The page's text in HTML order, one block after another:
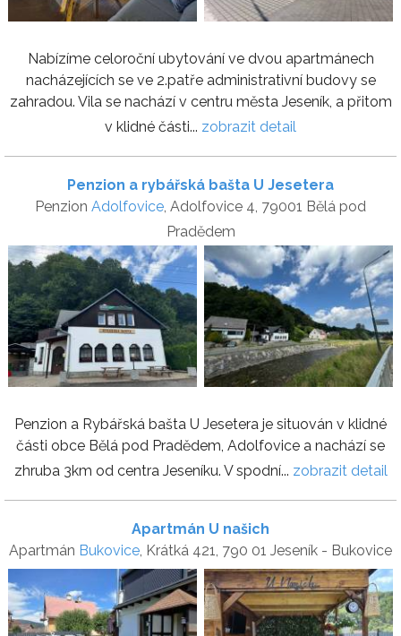
Nabízíme celoroční ubytování ve dvou apartmánech
nacházejících se ve 2.patře administrativní budovy se
zahradou. Vila se nachází v centru města Jeseník, a přitom
v klidné části... zobrazit detail
Penzion a rybářská bašta U Jesetera
Penzion Adolfovice, Adolfovice 4, 79001 Bělá pod
Pradědem
Penzion a Rybářská bašta U Jesetera je situován v klidné
části obce Bělá pod Pradědem, Adolfovice a nachází se
zhruba 3km od centra Jeseníku. V spodní... zobrazit detail
Apartmán U našich
Apartmán Bukovice, Krátká 421, 790 01 Jeseník - Bukovice